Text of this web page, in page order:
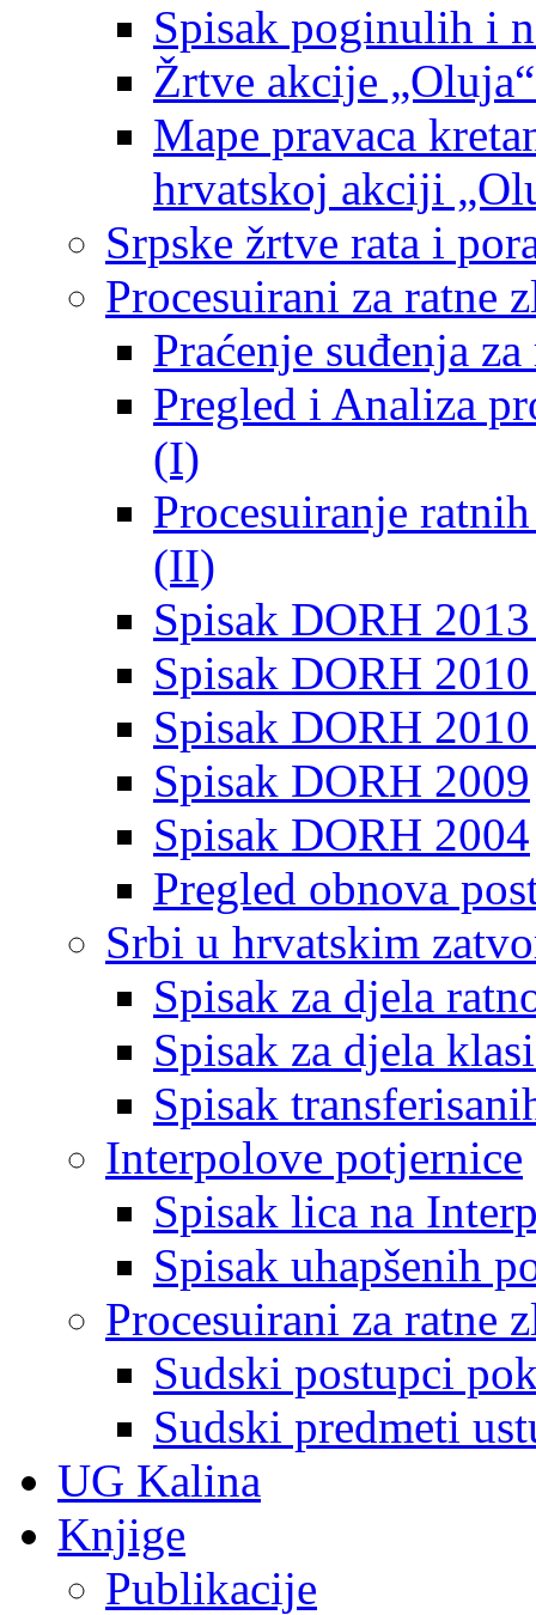
Spisak poginulih i
Žrtve akcije
Mape pravaca
hrvatskoj akciji
Srpske žrtve rata i
Procesuirani za ratne
Praćenje suđenja
Pregled i Analiza
(I)
Procesuiranje
(II)
Spisak DORH
Spisak DORH
Spisak DORH
Spisak DORH 2009
Spisak DORH 2004
Pregled obnova
Srbi u hrvatskim
Spisak za djela
Spisak za djela
Spisak
Interpolove potjernice
Spisak lica na
Spisak uhapšenih
Procesuirani za ratne
Sudski postupci
Sudski predmeti
UG Kalina
Knjige
Publikacije